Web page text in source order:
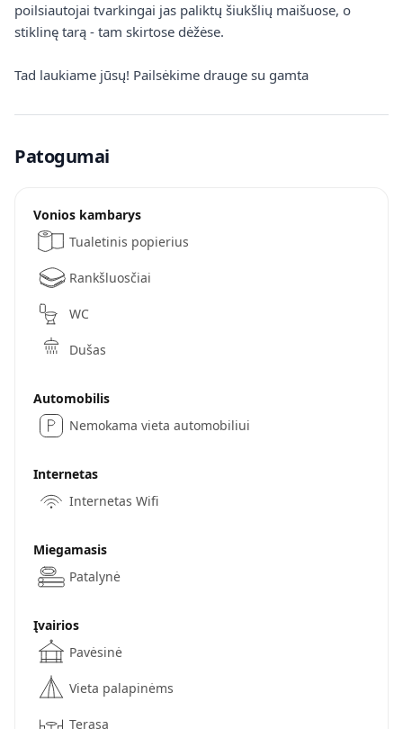
poilsiautojai tvarkingai jas paliktų šiukšlių maišuose, o
stiklinę tarą - tam skirtose dėžėse.
Tad laukiame jūsų! Pailsėkime drauge su gamta
Patogumai
Vonios kambarys
Tualetinis popierius
Rankšluosčiai
WC
Dušas
Automobilis
Nemokama vieta automobiliui
Internetas
Internetas Wifi
Miegamasis
Patalynė
Įvairios
Pavėsinė
Vieta palapinėms
Terasa